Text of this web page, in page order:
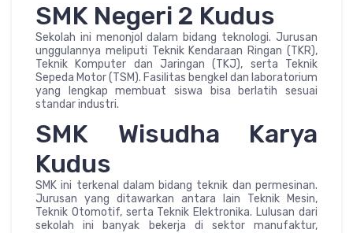
SMK Negeri 2 Kudus
Sekolah ini menonjol dalam bidang teknologi. Jurusan
unggulannya meliputi Teknik Kendaraan Ringan (TKR),
Teknik Komputer dan Jaringan (TKJ), serta Teknik
Sepeda Motor (TSM). Fasilitas bengkel dan laboratorium
yang lengkap membuat siswa bisa berlatih sesuai
standar industri.
SMK Wisudha Karya
Kudus
SMK ini terkenal dalam bidang teknik dan permesinan.
Jurusan yang ditawarkan antara lain Teknik Mesin,
Teknik Otomotif, serta Teknik Elektronika. Lulusan dari
sekolah ini banyak bekerja di sektor manufaktur,